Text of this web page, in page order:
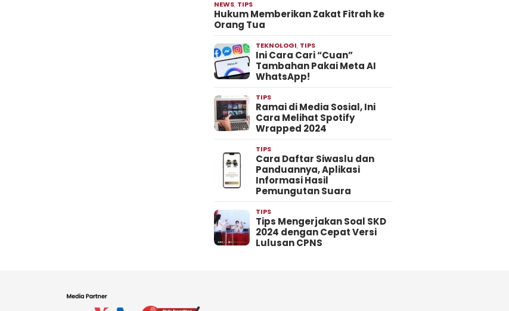
NEWS, TIPS
Hukum Memberikan Zakat Fitrah ke
Orang Tua
TEKNOLOGI, TIPS
Ini Cara Cari “Cuan”
Tambahan Pakai Meta AI
WhatsApp!
TIPS
Ramai di Media Sosial, Ini
Cara Melihat Spotify
Wrapped 2024
TIPS
Cara Daftar Siwaslu dan
Panduannya, Aplikasi
Informasi Hasil
Pemungutan Suara
TIPS
Tips Mengerjakan Soal SKD
2024 dengan Cepat Versi
Lulusan CPNS